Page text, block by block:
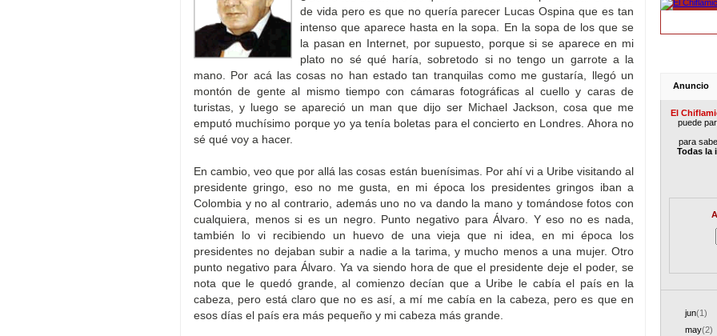
de vida pero es que no quería parecer Lucas Ospina que es tan
intenso que aparece hasta en la sopa. En la sopa de los que se
la pasan en Internet, por supuesto, porque si se aparece en mi
plato no sé qué haría, sobretodo si no tengo un garrote a la
mano. Por acá las cosas no han estado tan tranquilas como me gustaría, llegó un
montón de gente al mismo tiempo con cámaras fotográficas al cuello y caras de
turistas, y luego se apareció un man que dijo ser Michael Jackson, cosa que me
emputó muchísimo porque yo ya tenía boletas para el concierto en Londres. Ahora no
sé qué voy a hacer.
En cambio, veo que por allá las cosas están buenísimas. Por ahí vi a Uribe visitando al
presidente gringo, eso no me gusta, en mi época los presidentes gringos iban a
Colombia y no al contrario, además uno no va dando la mano y tomándose fotos con
cualquiera, menos si es un negro. Punto negativo para Álvaro. Y eso no es nada,
también lo vi recibiendo un huevo de una vieja que ni idea, en mi época los
presidentes no dejaban subir a nadie a la tarima, y mucho menos a una mujer. Otro
punto negativo para Álvaro. Ya va siendo hora de que el presidente deje el poder, se
nota que le quedó grande, al comienzo decían que a Uribe le cabía el país en la
cabeza, pero está claro que no es así, a mí me cabía en la cabeza, pero es que en
esos días el país era más pequeño y mi cabeza más grande.
Anuncio
El
puede
para
Todas la
jun(1)
may(2)